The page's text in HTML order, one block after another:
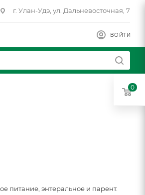
г. Улан-Удэ, ул. Дальневосточная, 7
ВОЙТИ
питание, энтеральное и парент.
0